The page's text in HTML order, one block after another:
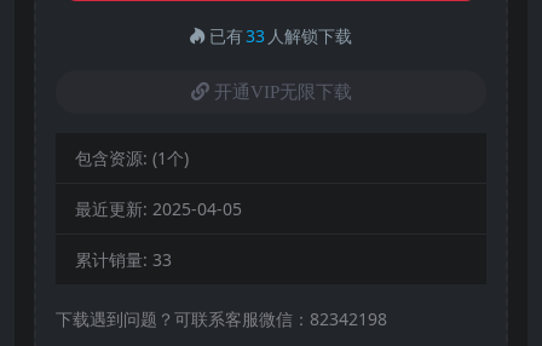
已有33 人解锁下载
开通VIP无限下载
包含资源: (1个)
最近更新: 2025-04-05
累计销量: 33
下载遇到问题？可联系客服微信：82342198